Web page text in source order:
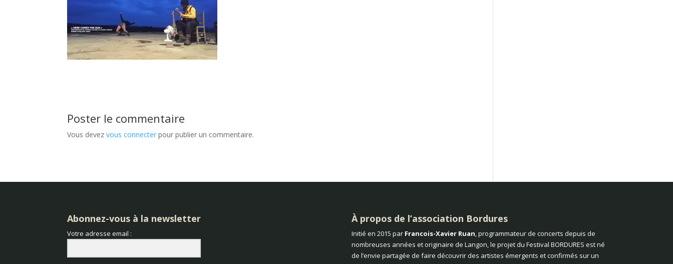
Poster le commentaire
Vous devezvous connecter pour publier un commentaire.
Abonnez-vous à la newsletter
Votre adresse email :
À propos de l’association Bordures
Initié en 2015 par Francois-Xavier Ruan, programmateur de concerts depuis de
nombreuses années et originaire de Langon, le projet du Festival BORDURES est né
de l’envie partagée de faire découvrir des artistes émergents et confirmés sur un